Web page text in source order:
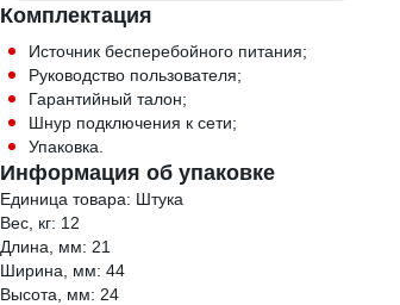
Комплектация
Источник бесперебойного питания;
Руководство пользователя;
Гарантийный талон;
Шнур подключения к сети;
Упаковка.
Информация об упаковке
Единица товара: Штука
Вес, кг: 12
Длина, мм: 21
Ширина, мм: 44
Высота, мм: 24